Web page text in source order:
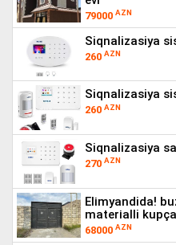
79000 AZN
siqnalizasiya
260 AZN
siqnalizasiya
260 AZN
siqnalizasiya
270 AZN
eli̇myandida! buzovnada hazir bünövrəli̇, ma
teri̇alli kupçali
68000 AZN